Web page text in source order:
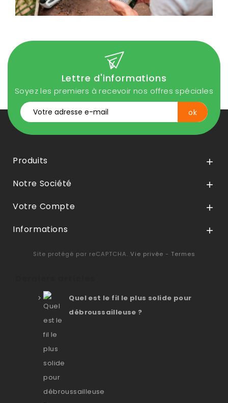
Lettre d'informations
Soyez les premiers à recevoir nos offres spéciales
Produits 
Notre Société 
Votre Compte 
Informations 
Site protégé par reCAPTCHA. Vie privée - Termes
Quel est le fil le plus solide pour
débroussailleuse ?